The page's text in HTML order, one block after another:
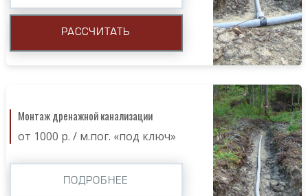
РАССЧИТАТЬ
Монтаж дренажной канализации
от 1000 р. / м.пог. «под ключ»
ПОДРОБНЕЕ